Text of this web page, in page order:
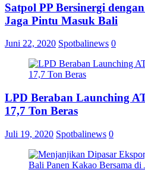
Satpol PP Bersinergi
Jaga Pintu Masuk Bali
Juni 22, 2020 Spotbalinews 0
LPD Beraban Launching
17,7 Ton Beras
Juli 19, 2020 Spotbalinews 0